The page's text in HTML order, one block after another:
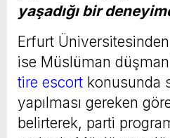
yaşadığı bir
Erfurt
ise Müslüman
tire escort konusunda
yapılması gereken
belirterek, parti